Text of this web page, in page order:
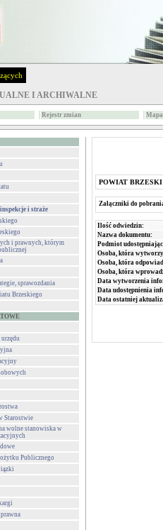
I ARCHIWALNE
Rejestr zmian
i straże
i prawnych, którym
sprawozdania
Brzeskiego
Starostwie
wolne stanowiska w
Publicznego
POWIAT BRZESKI
Załączniki do
Ilość odwiedzin:
Nazwa dokumentu:
Podmiot
Osoba, która
Osoba, która
Osoba, która
Data wytworzenia
Data udostępnienia
Data ostatniej